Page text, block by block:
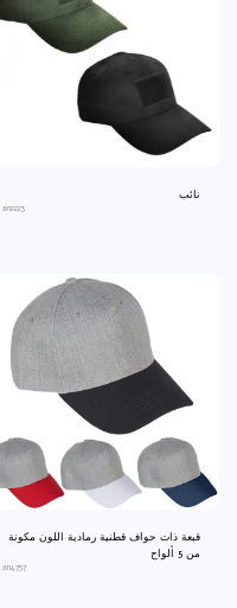
نائب
an2223
قبعة ذات حواف قطنية رمادية اللون مكونة
من 5 ألواح
an4757